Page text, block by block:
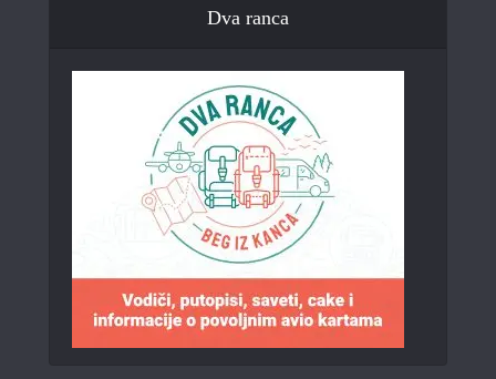
Dva ranca